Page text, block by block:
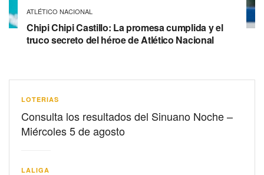
ATLÉTICO NACIONAL
Chipi Chipi Castillo: La promesa cumplida y el
truco secreto del héroe de Atlético Nacional
LOTERIAS
Consulta los resultados del Sinuano Noche –
Miércoles 5 de agosto
LALIGA